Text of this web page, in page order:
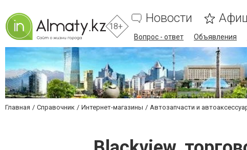
18+
Новости
Вопрос - ответ Объявления
Главная Справочник Интернет-магазины Автозапчасти и